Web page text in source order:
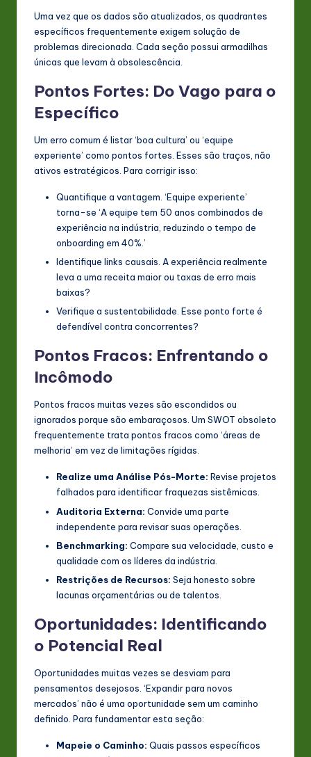
Uma vez que os dados são atualizados, os quadrantes
específicos frequentemente exigem solução de
problemas direcionada. Cada seção possui armadilhas
únicas que levam à obsolescência.
Pontos Fortes: Do Vago para o
Específico
Um erro comum é listar ‘boa cultura’ ou ‘equipe
experiente’ como pontos fortes. Esses são traços, não
ativos estratégicos. Para corrigir isso:
Quantifique a vantagem. ‘Equipe experiente’
torna-se ‘A equipe tem 50 anos combinados de
experiência na indústria, reduzindo o tempo de
onboarding em 40%.’
Identifique links causais. A experiência realmente
leva a uma receita maior ou taxas de erro mais
baixas?
Verifique a sustentabilidade. Esse ponto forte é
defendível contra concorrentes?
Pontos Fracos: Enfrentando o
Incômodo
Pontos fracos muitas vezes são escondidos ou
ignorados porque são embaraçosos. Um SWOT obsoleto
frequentemente trata pontos fracos como ‘áreas de
melhoria’ em vez de limitações rígidas.
Realize uma Análise Pós-Morte: Revise projetos
falhados para identificar fraquezas sistêmicas.
Auditoria Externa: Convide uma parte
independente para revisar suas operações.
Benchmarking: Compare sua velocidade, custo e
qualidade com os líderes da indústria.
Restrições de Recursos: Seja honesto sobre
lacunas orçamentárias ou de talentos.
Oportunidades: Identificando
o Potencial Real
Oportunidades muitas vezes se desviam para
pensamentos desejosos. ‘Expandir para novos
mercados’ não é uma oportunidade sem um caminho
definido. Para fundamentar esta seção:
Mapeie o Caminho: Quais passos específicos